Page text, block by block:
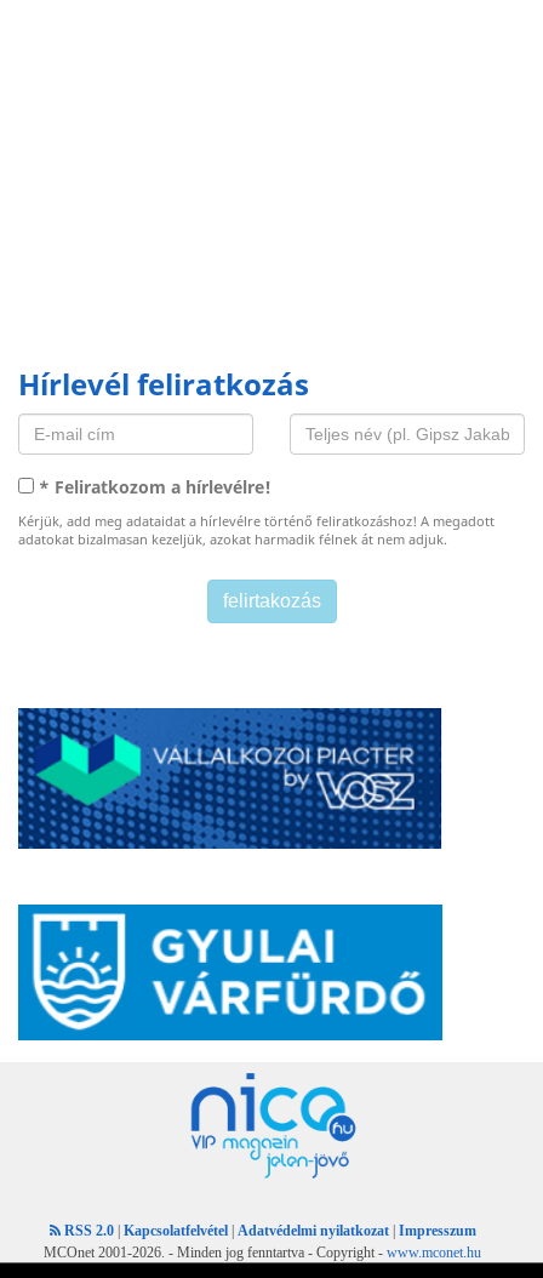
Hírlevél feliratkozás
* Feliratkozom a hírlevélre!
Kérjük, add meg adataidat a hírlevélre történő feliratkozáshoz! A megadott
adatokat bizalmasan kezeljük, azokat harmadik félnek át nem adjuk.
RSS 2.0 Kapcsolatfelvétel Adatvédelmi nyilatkozat
Impresszum
MCOnet 2001-2026. - Minden jog fenntartva - Copyright - www.mconet.hu